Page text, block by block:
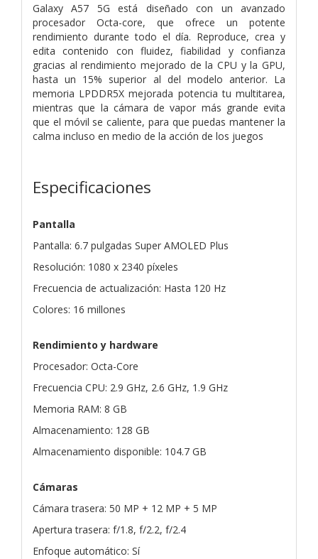
Galaxy A57 5G está diseñado con un avanzado
procesador Octa-core, que ofrece un potente
rendimiento durante todo el día. Reproduce, crea y
edita contenido con fluidez, fiabilidad y confianza
gracias al rendimiento mejorado de la CPU y la GPU,
hasta un 15% superior al del modelo anterior. La
memoria LPDDR5X mejorada potencia tu multitarea,
mientras que la cámara de vapor más grande evita
que el móvil se caliente, para que puedas mantener la
calma incluso en medio de la acción de los juegos
Especificaciones
Pantalla
Pantalla: 6.7 pulgadas Super AMOLED Plus
Resolución: 1080 x 2340 píxeles
Frecuencia de actualización: Hasta 120 Hz
Colores: 16 millones
Rendimiento y hardware
Procesador: Octa-Core
Frecuencia CPU: 2.9 GHz, 2.6 GHz, 1.9 GHz
Memoria RAM: 8 GB
Almacenamiento: 128 GB
Almacenamiento disponible: 104.7 GB
Cámaras
Cámara trasera: 50 MP + 12 MP + 5 MP
Apertura trasera: f/1.8, f/2.2, f/2.4
Enfoque automático: Sí